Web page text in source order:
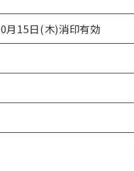
月15日(木)消印有効